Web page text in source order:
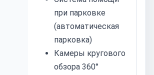
при парковке
(автоматическая
парковка)
Камеры кругового
обзора 360°